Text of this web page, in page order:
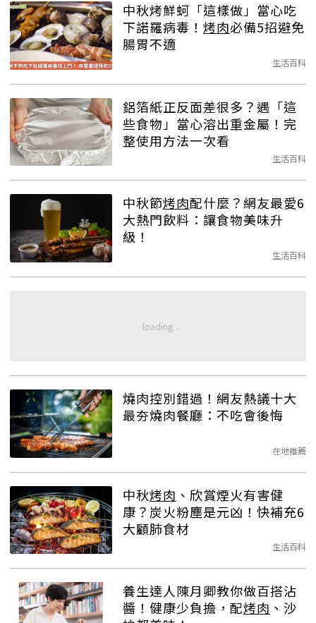
中秋烤鮮蚵「這樣做」當心吃
下諾羅病毒！ 烤肉必備5招避免
腸胃不適
生活百科
鋁箔紙正反面差很多？遇「這
些食物」當心溶出重金屬！完
整使用方法一次看
生活百科
中秋節烤肉配什麼？網友最愛6
大熱門飲料：讓食物美味升
級！
生活百科
燒肉控別錯過！網友熱議十大
最夯燒肉餐廳：不吃會後悔
在地推薦
中秋烤肉 、欣賞煙火有害健
康？炭火粉塵是元凶！快補充6
大顧肺食材
生活百科
養生達人陳月卿教你做百搭沾
醬！健康少負擔，配烤肉 、沙